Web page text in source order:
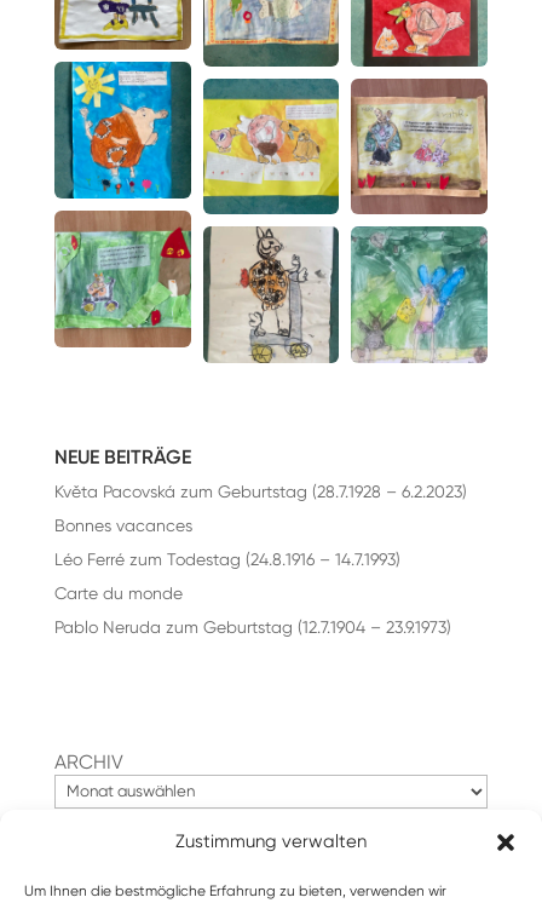
Zustimmung verwalten
Um Ihnen die bestmögliche Erfahrung zu bieten, verwenden wir
NEUE BEITRÄGE
Květa Pacovská zum Geburtstag (28.7.1928 – 6.2.2023)
Bonnes vacances
Léo Ferré zum Todestag (24.8.1916 – 14.7.1993)
Carte du monde
Pablo Neruda zum Geburtstag (12.7.1904 – 23.9.1973)
ARCHIV
Suchen